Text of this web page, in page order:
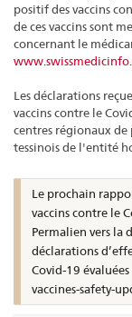
positif des vaccins
de ces vaccins sont
concernant le
Les déclarations
vaccins contre le
centres régionaux
tessinois de l'entité
Le prochain
vaccins contre le
Permalien vers la
déclarations
Covid-19
vaccines-safety-